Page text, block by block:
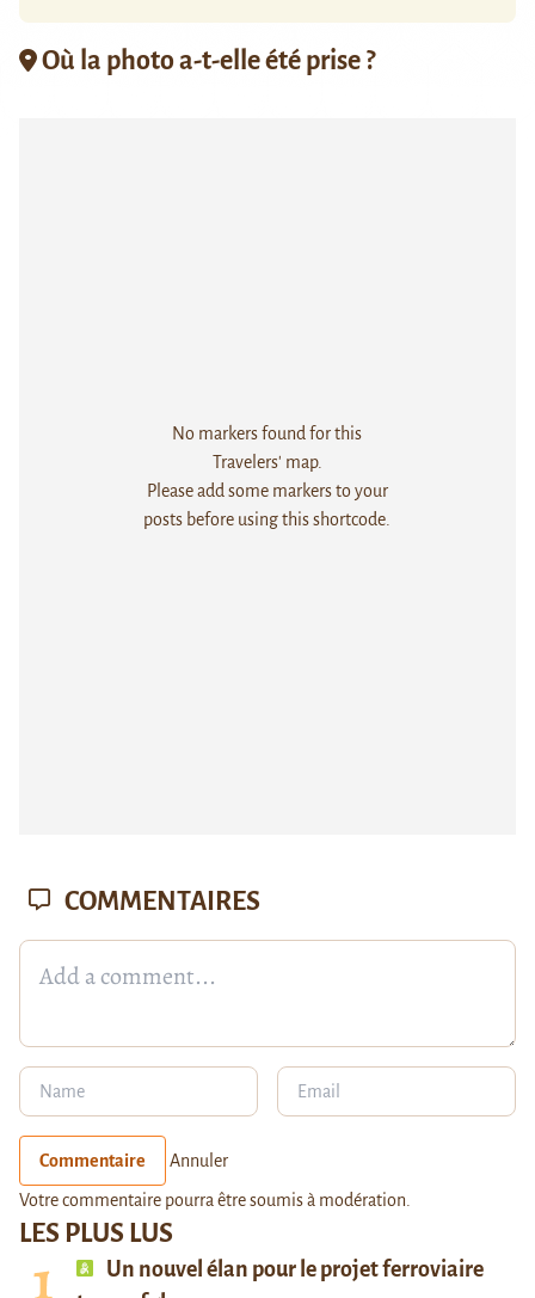
Où la photo a-t-elle été prise ?
No markers found for this
Travelers' map.
Please add some markers to your
posts before using this shortcode.
LES PLUS LUS
Un nouvel élan pour le projet ferroviaire
COMMENTAIRES
Commentaire Annuler
Votre commentaire pourra être soumis à modération.